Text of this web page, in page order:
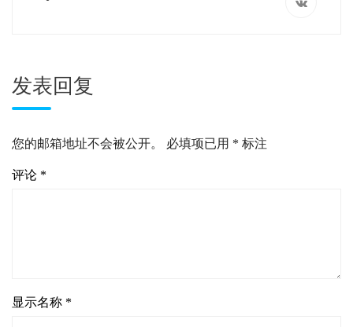
发表回复
您的邮箱地址不会被公开。 必填项已用 * 标注
评论 *
显示名称 *